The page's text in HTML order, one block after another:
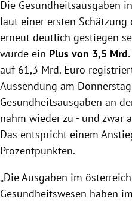
2025 um 6,1 Prozent auf
überschritten erstmals
Der Anteil der
sich auf 11,9 Prozent, ein
Prozentpunkten
Sowohl öffentliche als
legten zu, wobei die
Prozent und die privaten
Die Gesundheitsausgaben
laut einer ersten
erneut deutlich gestiegen
wurde ein Plus von 3,5
auf 61,3 Mrd. Euro
Aussendung am
Gesundheitsausgaben an
nahm wieder zu - und zwar
Das entspricht einem
Prozentpunkten.
„Die Ausgaben im
Gesundheitswesen haben